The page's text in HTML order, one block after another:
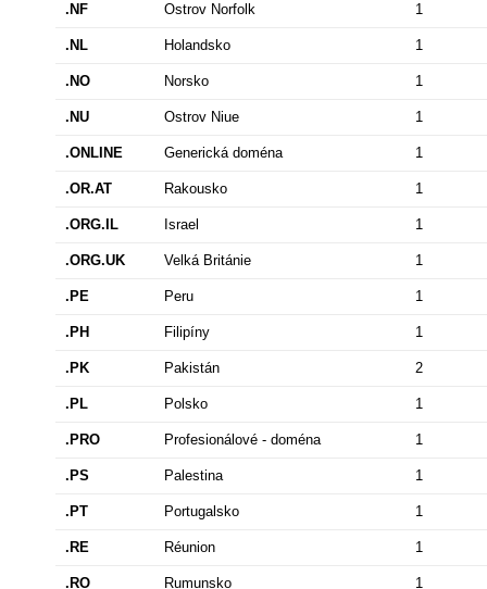
.NF Ostrov Norfolk 1
.NL Holandsko 1
.NO Norsko 1
.NU Ostrov Niue 1
.ONLINE Generická doména 1
.OR.AT Rakousko 1
.ORG.IL Israel 1
.ORG.UK Velká Británie 1
.PE Peru 1
.PH Filipíny 1
.PK Pakistán 2
.PL Polsko 1
.PRO Profesionálové - doména 1
.PS Palestina 1
.PT Portugalsko 1
.RE Réunion 1
.RO Rumunsko 1